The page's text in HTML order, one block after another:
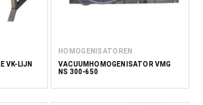
VK-LIJN
HOMOGENISATOREN
VACUÜMHOMOGENISATOR VMG
NS 300-650